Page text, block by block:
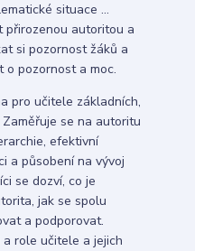
situace …
autoritou a
si pozornost žáků a
o pozornost a moc.
pro učitele základních,
se na autoritu
efektivní
a působení na vývoj
se dozví, co je
jak se spolu
a podporovat.
role učitele a jejich